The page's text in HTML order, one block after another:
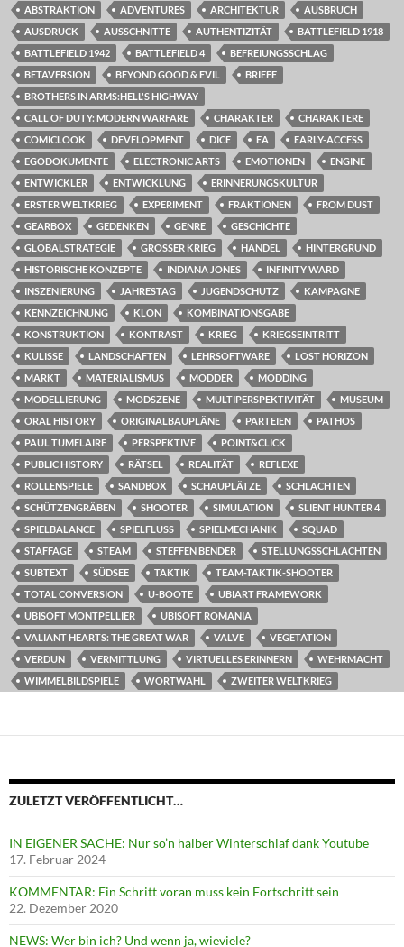
ABSTRAKTION
ADVENTURES ARCHITEKTUR
AUSBRUCH
AUSDRUCK
AUSSCHNITTE AUTHENTIZITÄT
BATTLEFIELD 1918
BATTLEFIELD 1942
BATTLEFIELD 4
BEFREIUNGSSCHLAG
BETAVERSION
BEYOND GOOD & EVIL
BRIEFE
BROTHERS IN ARMS:HELL'S HIGHWAY
CALL OF DUTY: MODERN WARFARE
CHARAKTER
CHARAKTERE
COMICLOOK
DEVELOPMENT DICE EA
EARLY-ACCESS
EGODOKUMENTE
ELECTRONIC ARTS EMOTIONEN
ENGINE
ENTWICKLER
ENTWICKLUNG
ERINNERUNGSKULTUR
ERSTER WELTKRIEG
EXPERIMENT FRAKTIONEN
FROM DUST
GEARBOX
GEDENKEN GENRE
GESCHICHTE
GLOBALSTRATEGIE
GROSSER KRIEG HANDEL
HINTERGRUND
HISTORISCHE KONZEPTE
INDIANA JONES
INFINITY WARD
INSZENIERUNG
JAHRESTAG JUGENDSCHUTZ
KAMPAGNE
KENNZEICHNUNG
KLON
KOMBINATIONSGABE
KONSTRUKTION
KONTRAST KRIEG
KRIEGSEINTRITT
KULISSE
LANDSCHAFTEN LEHRSOFTWARE
LOST HORIZON
MARKT
MATERIALISMUS MODDER
MODDING
MODELLIERUNG
MODSZENE MULTIPERSPEKTIVITÄT
MUSEUM
ORAL HISTORY
ORIGINALBAUPLÄNE PARTEIEN
PATHOS
PAUL TUMELAIRE
PERSPEKTIVE
POINT&CLICK
PUBLIC HISTORY
RÄTSEL REALITÄT
REFLEXE
ROLLENSPIELE
SANDBOX SCHAUPLÄTZE
SCHLACHTEN
SCHÜTZENGRÄBEN
SHOOTER SIMULATION
SLIENT HUNTER 4
SPIELBALANCE
SPIELFLUSS SPIELMECHANIK
SQUAD
STAFFAGE
STEAM STEFFEN BENDER
STELLUNGSSCHLACHTEN
SUBTEXT
SÜDSEE TAKTIK
TEAM-TAKTIK-SHOOTER
TOTAL CONVERSION
U-BOOTE
UBIART FRAMEWORK
UBISOFT MONTPELLIER
UBISOFT ROMANIA
VALIANT HEARTS: THE GREAT WAR
VALVE
VEGETATION
VERDUN
VERMITTLUNG VIRTUELLES ERINNERN
WEHRMACHT
WIMMELBILDSPIELE
WORTWAHL ZWEITER WELTKRIEG
ZULETZT VERÖFFENTLICHT…
IN EIGENER SACHE: Nur so’n halber Winterschlaf dank Youtube
17. Februar 2024
KOMMENTAR: Ein Schritt voran muss kein Fortschritt sein
22. Dezember 2020
NEWS: Wer bin ich? Und wenn ja, wieviele?